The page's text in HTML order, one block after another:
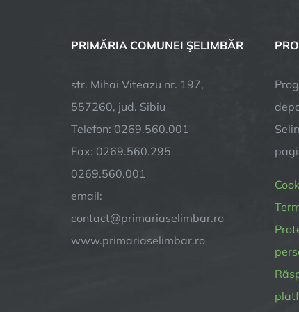
PRIMĂRIA COMUNEI ŞELIMBĂR
str. Mihai Viteazu nr. 197,
557260, jud. Sibiu
Telefon: 0269.560.001
Fax: 0269.560.295
0269.560.001
email:
contact@primariaselimbar.ro
www.primariaselimbar.ro